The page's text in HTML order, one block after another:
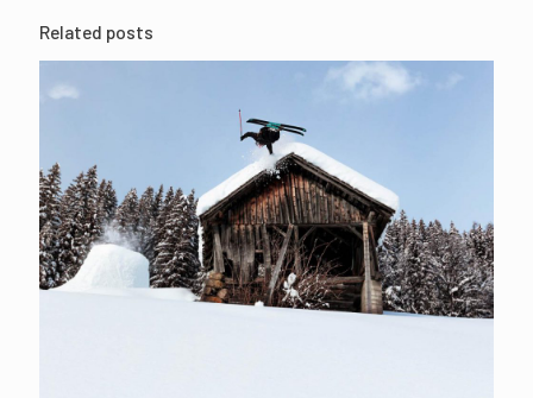
Related posts